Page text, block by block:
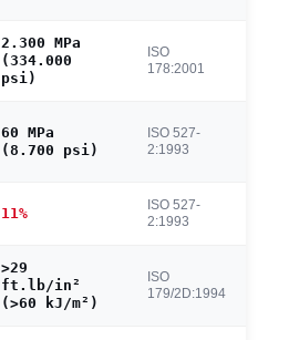
2.300 MPa
(334.000
psi)
ISO
178:2001
60 MPa
(8.700 psi)
ISO 527-
2:1993
11%
ISO 527-
2:1993
>29
ft.lb/in²
(>60 kJ/m²)
ISO
179/2D:1994